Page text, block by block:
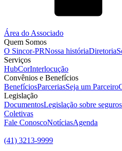
Área do Associado
Quem Somos
O Sincor-PRNossa históriaDiretoria
Serviços
HubCorInterlocução
Convênios e Benefícios
BenefíciosParceriasSeja um Parceiro
Legislação
DocumentosLegislação sobre seguros
Coletivas
Fale ConoscoNotíciasAgenda
(41) 3213-9999